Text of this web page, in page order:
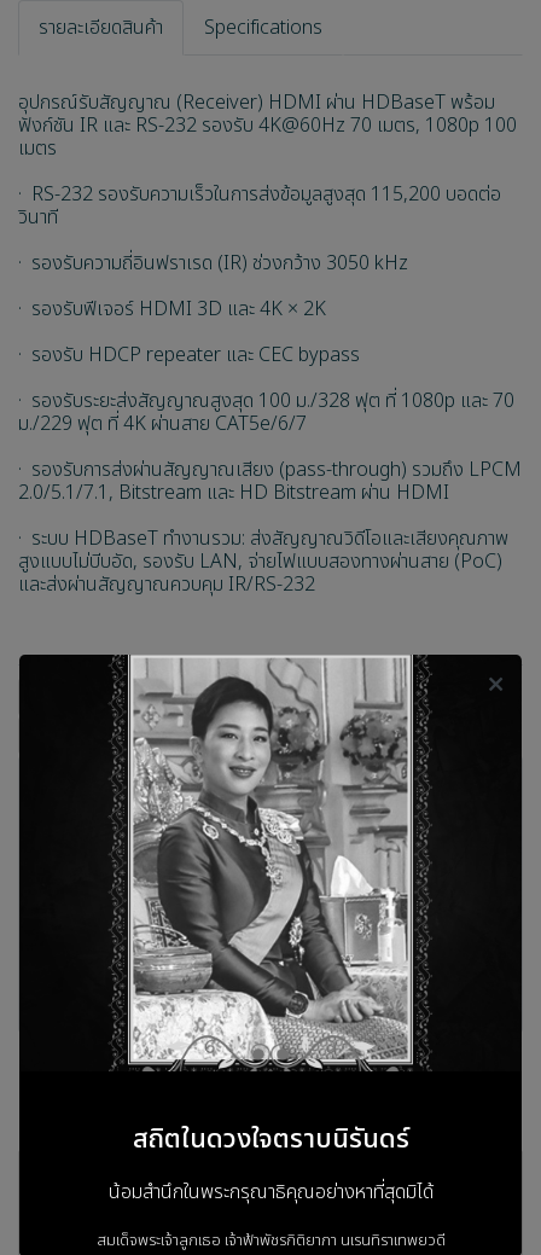
รายละเอียดสินค้า Specifications
อุปกรณ์รับสัญญาณ (Receiver) HDMI ผ่าน HDBaseT พร้อม
ฟังก์ชัน IR และ RS-232 รองรับ 4K@60Hz 70 เมตร, 1080p 100
เมตร
· RS-232 รองรับความเร็วในการส่งข้อมูลสูงสุด 115,200 บอดต่อ
วินาที
· รองรับความถี่อินฟราเรด (IR) ช่วงกว้าง 3050 kHz
· รองรับฟีเจอร์ HDMI 3D และ 4K × 2K
· รองรับ HDCP repeater และ CEC bypass
· รองรับระยะส่งสัญญาณสูงสุด 100 ม./328 ฟุต ที่ 1080p และ 70
ม./229 ฟุต ที่ 4K ผ่านสาย CAT5e/6/7
· รองรับการส่งผ่านสัญญาณเสียง (pass-through) รวมถึง LPCM
2.0/5.1/7.1, Bitstream และ HD Bitstream ผ่าน HDMI
· ระบบ HDBaseT ทำงานรวม: ส่งสัญญาณวิดีโอและเสียงคุณภาพ
สูงแบบไม่บีบอัด, รองรับ LAN, จ่ายไฟแบบสองทางผ่านสาย (PoC)
และส่งผ่านสัญญาณควบคุม IR/RS-232
CH-507RXBD
cyp
อุปกรณ์รับสัญญาณ HDMI ผ่าน HDBaseT
คะแนนและรีวิวสินค้า
ยังไม่มีคะแนนและรีวิว เป็นคนแรกที่แสดงความคิดเห็น
รีวิว
สินค้าที่เกี่ยวข้อง
สถิตในดวงใจตราบนิรันดร์
น้อมสำนึกในพระกรุณาธิคุณอย่างหาที่สุดมิได้
สมเด็จพระเจ้าลูกเธอ เจ้าฟ้าพัชรกิติยาภา นเรนทิราเทพยวดี